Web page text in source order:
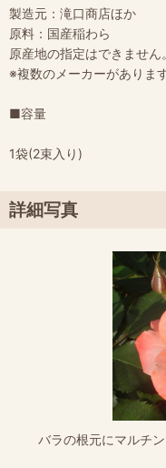
製造元：滝口商店ほか
原料：国産稲わら
原産地の指定はできません。
※複数のメーカーがありま
■容量
1袋(2束入り)
詳細写真
バラの根元にマルチ